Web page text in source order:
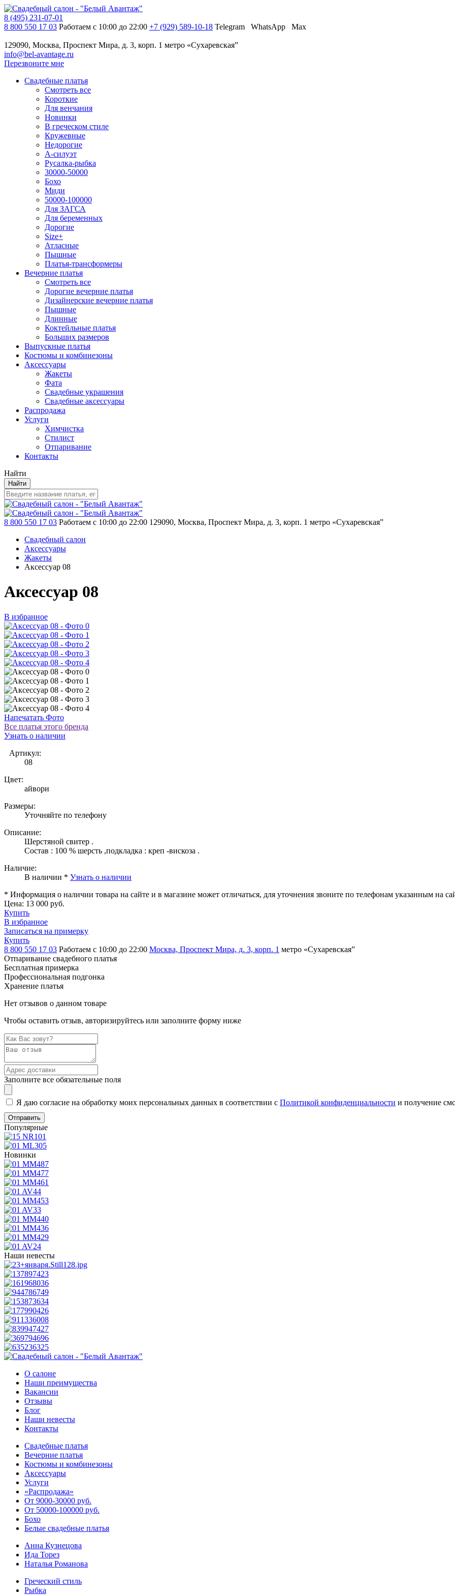
8 (495) 231-07-01
8 800 550 17 03 Работаем с 10:00 до 22:00 +7 (929) 589-10-18 Telegram WhatsApp Max
129090, Москва, Проспект Мира, д. 3, корп. 1 метро «Сухаревская”
info@bel-avantage.ru
Перезвоните мне
Свадебные платья
Смотреть все
Короткие
Для венчания
Новинки
В греческом стиле
Кружевные
Недорогие
А-силуэт
Русалка-рыбка
30000-50000
Бохо
Миди
50000-100000
Для ЗАГСА
Для беременных
Дорогие
Size+
Атласные
Пышные
Платья-трансформеры
Вечерние платья
Смотреть все
Дорогие вечерние платья
Дизайнерские вечерние платья
Пышные
Длинные
Коктейльные платья
Больших размеров
Выпускные платья
Костюмы и комбинезоны
Аксессуары
Жакеты
Фата
Свадебные украшения
Свадебные аксессуары
Распродажа
Услуги
Химчистка
Стилист
Отпаривание
Контакты
Найти
Найти
8 800 550 17 03 Работаем с 10:00 до 22:00 129090, Москва, Проспект Мира, д. 3, корп. 1 метро «Сухаревская”
Свадебный салон
Аксессуары
Жакеты
Аксессуар 08
Аксессуар 08
В избранное
Напечатать Фото
Все платья этого бренда
Узнать о наличии
Артикул:
08
Цвет:
айвори
Размеры:
Уточняйте по телефону
Описание:
Шерстяной свитер .
Состав : 100 % шерсть ,подкладка : креп -вискоза .
Наличие:
В наличии * Узнать о наличии
* Информация о наличии товара на сайте и в магазине может отличаться, для уточнения звоните по телефонам указанным на
Цена: 13 000 руб.
Купить
В избранное
Записаться на примерку
Купить
8 800 550 17 03 Работаем с 10:00 до 22:00 Москва, Проспект Мира, д. 3, корп. 1 метро «Сухаревская”
Отпаривание свадебного платья
Бесплатная примерка
Профессиональная подгонка
Хранение платья
Нет отзывов о данном товаре
Чтобы оставить отзыв, авторизируйтесь или заполните форму ниже
Заполните все обязательные поля
Я даю согласие на обработку моих персональных данных в соответствии с Политикой конфиденциальности и получение
Популярные
Новинки
Наши невесты
О салоне
Наши преимущества
Вакансии
Отзывы
Блог
Наши невесты
Контакты
Свадебные платья
Вечерние платья
Костюмы и комбинезоны
Аксессуары
Услуги
«Распродажа»
От 9000-30000 руб.
От 50000-100000 руб.
Бохо
Белые свадебные платья
Анна Кузнецова
Ида Торез
Наталья Романова
Греческий стиль
Рыбка